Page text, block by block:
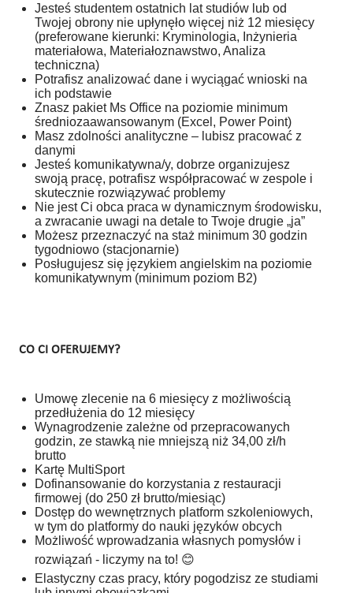
Jesteś studentem ostatnich lat studiów lub od
Twojej obrony nie upłynęło więcej niż 12 miesięcy
(preferowane kierunki: Kryminologia, Inżynieria
materiałowa, Materiałoznawstwo, Analiza
techniczna)
Potrafisz analizować dane i wyciągać wnioski na
ich podstawie
Znasz pakiet Ms Office na poziomie minimum
średniozaawansowanym (Excel, Power Point)
Masz zdolności analityczne – lubisz pracować z
danymi
Jesteś komunikatywna/y, dobrze organizujesz
swoją pracę, potrafisz współpracować w zespole i
skutecznie rozwiązywać problemy
Nie jest Ci obca praca w dynamicznym środowisku,
a zwracanie uwagi na detale to Twoje drugie „ja”
Możesz przeznaczyć na staż minimum 30 godzin
tygodniowo (stacjonarnie)
Posługujesz się językiem angielskim na poziomie
komunikatywnym (minimum poziom B2)
CO CI OFERUJEMY?
Umowę zlecenie na 6 miesięcy z możliwością
przedłużenia do 12 miesięcy
Wynagrodzenie zależne od przepracowanych
godzin, ze stawką nie mniejszą niż 34,00 zł/h
brutto
Kartę MultiSport
Dofinansowanie do korzystania z restauracji
firmowej (do 250 zł brutto/miesiąc)
Dostęp do wewnętrznych platform szkoleniowych,
w tym do platformy do nauki języków obcych
Możliwość wprowadzania własnych pomysłów i
rozwiązań - liczymy na to! 😊
Elastyczny czas pracy, który pogodzisz ze studiami